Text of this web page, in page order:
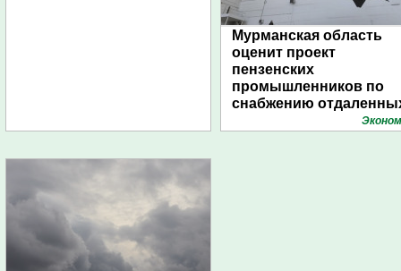
Мурманская область
оценит проект
пензенских
промышленников по
снабжению
поселений с помощью